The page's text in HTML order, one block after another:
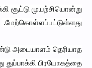
சூட்டு முயற்சியொன்று
மேற்கொள்ளப்பட்டுள்ளது.
அடையாளம் தெரியாத
துப்பாக்கி பிரயோகத்தை